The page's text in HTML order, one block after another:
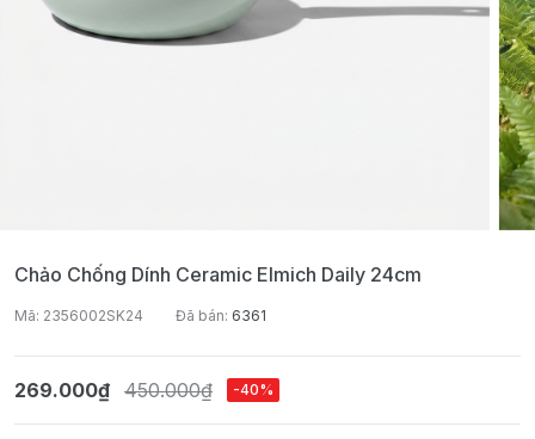
Chảo Chống Dính Ceramic Elmich Daily 24cm
Mã: 2356002SK24 Đã bán: 6361
269.000₫ 450.000₫ -40%